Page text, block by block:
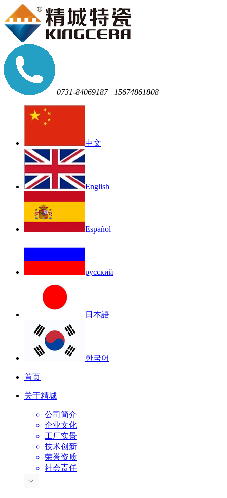
0731-84069187 15674861808
中文
English
Español
русский
日本語
한국어
首页
关于精城
公司简介
企业文化
工厂实景
技术创新
荣誉资质
社会责任